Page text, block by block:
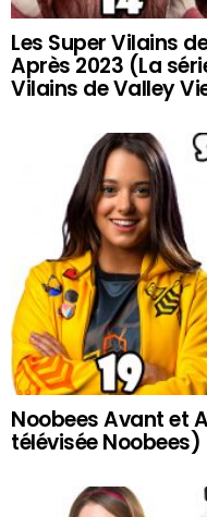
Les Super Vilains
Après 2023 (La
Vilains de Valley
Noobees Avant et
télévisée Noobees)